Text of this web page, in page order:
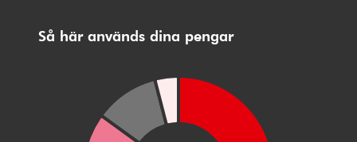
Så här används dina pengar